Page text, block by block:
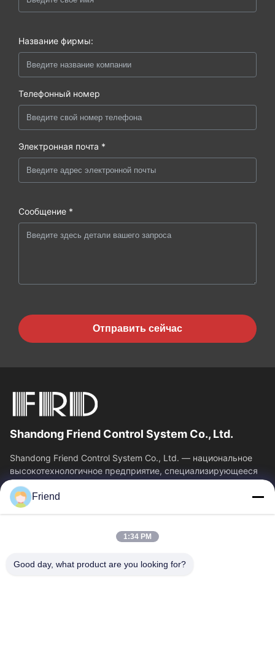
Название фирмы:
Телефонный номер
Электронная почта *
Сообщение *
Отправить сейчас
Shandong Friend Control System Co., Ltd.
Shandong Friend Control System Co., Ltd. — национальное
высокотехнологичное предприятие, специализирующееся
на исследованиях и разработках в...
Быстрые Связи
О Компании
Наша Фабрика
Контроль Качества
Friend
1:34 PM
Good day, what product are you looking for?